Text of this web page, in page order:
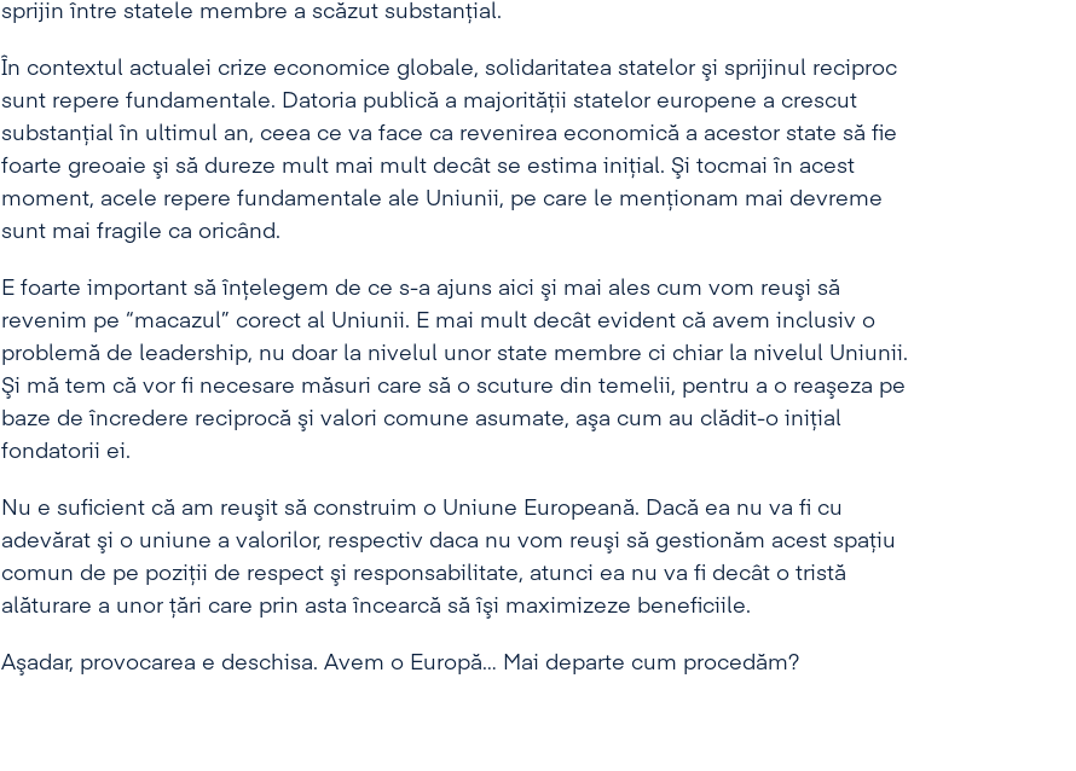
sprijin între statele membre a scăzut substanţial.
În contextul actualei crize economice globale, solidaritatea statelor şi sprijinul reciproc
sunt repere fundamentale. Datoria publică a majorităţii statelor europene a crescut
substanţial în ultimul an, ceea ce va face ca revenirea economică a acestor state să fie
foarte greoaie şi să dureze mult mai mult decât se estima iniţial. Şi tocmai în acest
moment, acele repere fundamentale ale Uniunii, pe care le menţionam mai devreme
sunt mai fragile ca oricând.
E foarte important să înţelegem de ce s-a ajuns aici şi mai ales cum vom reuşi să
revenim pe “macazul” corect al Uniunii. E mai mult decât evident că avem inclusiv o
problemă de leadership, nu doar la nivelul unor state membre ci chiar la nivelul Uniunii.
Şi mă tem că vor fi necesare măsuri care să o scuture din temelii, pentru a o reaşeza pe
baze de încredere reciprocă şi valori comune asumate, aşa cum au clădit-o iniţial
fondatorii ei.
Nu e suficient că am reuşit să construim o Uniune Europeană. Dacă ea nu va fi cu
adevărat şi o uniune a valorilor, respectiv daca nu vom reuşi să gestionăm acest spaţiu
comun de pe poziţii de respect şi responsabilitate, atunci ea nu va fi decât o tristă
alăturare a unor ţări care prin asta încearcă să îşi maximizeze beneficiile.
Aşadar, provocarea e deschisa. Avem o Europă… Mai departe cum procedăm?